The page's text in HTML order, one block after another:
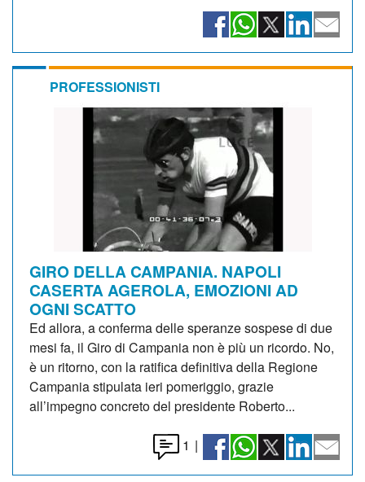
PROFESSIONISTI
GIRO DELLA CAMPANIA. NAPOLI
CASERTA AGEROLA, EMOZIONI AD
OGNI SCATTO
Ed allora, a conferma delle speranze sospese di due
mesi fa, il Giro di Campania non è più un ricordo. No,
è un ritorno, con la ratifica definitiva della Regione
Campania stipulata ieri pomeriggio, grazie
all’impegno concreto del presidente Roberto...
1 |